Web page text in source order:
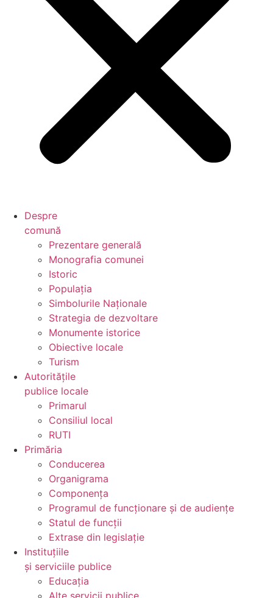
Despre
comună
Prezentare generală
Monografia comunei
Istoric
Populația
Simbolurile Naționale
Strategia de dezvoltare
Monumente istorice
Obiective locale
Turism
Autoritățile
publice locale
Primarul
Consiliul local
RUTI
Primăria
Conducerea
Organigrama
Componența
Programul de funcționare și de audiențe
Statul de funcții
Extrase din legislație
Instituțiile
și serviciile publice
Educația